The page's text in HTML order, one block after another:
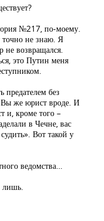
№217, по-моему.
точно не знаю. Я
возвращался.
это Путин меня
предателем без
Вы же юрист вроде. И
и, кроме того –
в Чечне, вас
Вот такой у
ведомства…
лишь.